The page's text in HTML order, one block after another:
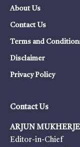
About Us
Contact Us
Terms and
Disclaimer
Privacy Policy
Contact Us
ARJUN
Editor-in-Chief